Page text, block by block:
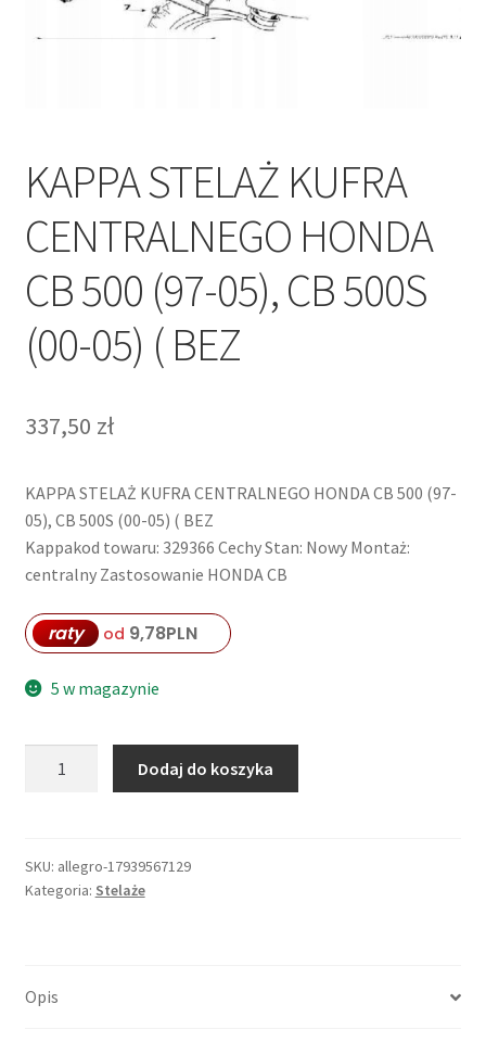
KAPPA STELAŻ KUFRA
CENTRALNEGO HONDA
CB 500 (97-05), CB 500S
(00-05) ( BEZ
337,50 zł
KAPPA STELAŻ KUFRA CENTRALNEGO HONDA CB 500 (97-
05), CB 500S (00-05) ( BEZ
Kappakod towaru: 329366 Cechy Stan: Nowy Montaż:
centralny Zastosowanie HONDA CB
raty od 9,78PLN
5 w magazynie
CENTRALNEGO
HONDA
05),
Dodaj do koszyka
SKU: allegro-17939567129
Kategoria: Stelaże
Opis